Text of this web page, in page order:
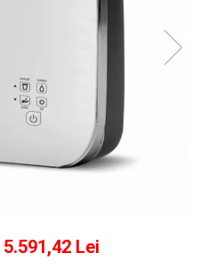
5.591,42 Lei